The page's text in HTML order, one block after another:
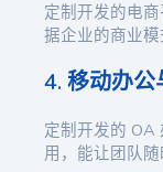
定制开发的电
据企业的商业模
4. 移动办
定制开发的 OA
用，能让团队随